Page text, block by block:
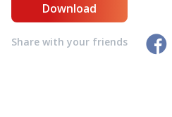
Download
Share with your friends